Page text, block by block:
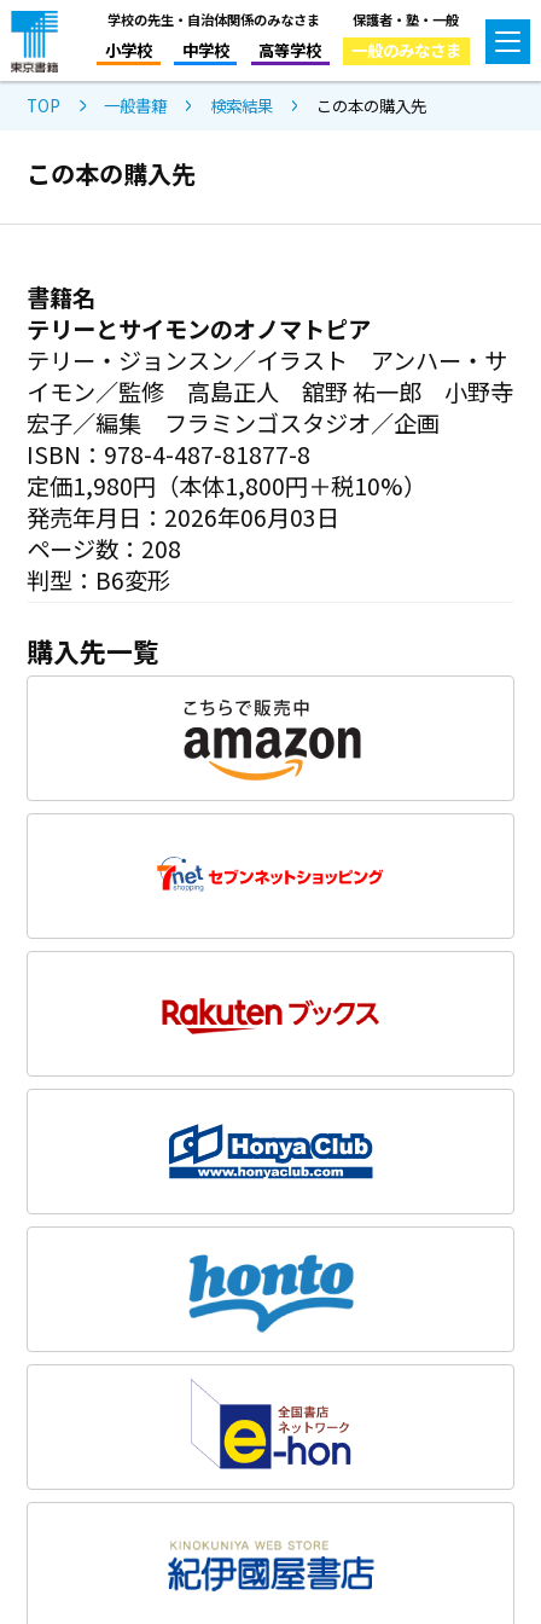
学校の先生・自治体関係のみなさま
小学校 中学校 高等学校
保護者・塾・一般
一般のみなさま
TOP 一般書籍 検索結果 この本の購入先
この本の購入先
書籍名
テリーとサイモンのオノマトピア
テリー・ジョンスン／イラスト アンハー・サ
イモン／監修 高島正人 舘野 祐一郎 小野寺
宏子／編集 フラミンゴスタジオ／企画
ISBN：978-4-487-81877-8
定価1,980円（本体1,800円＋税10%）
発売年月日：2026年06月03日
ページ数：208
判型：B6変形
購入先一覧